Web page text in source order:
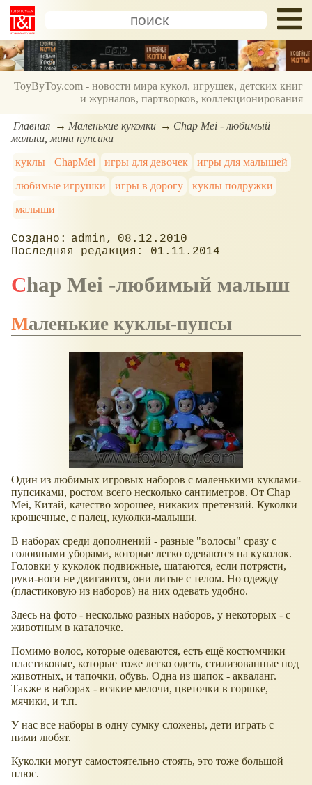
ToyByToy.com - новости мира кукол, игрушек, детских книг
и журналов, партворков, коллекционирования
Главная Маленькие куколки
Chap Mei - любимый
малыш, мини пупсики
куклы
ChapMei игры для девочек
игры для малышей
любимые игрушки
игры в дорогу
куклы подружки
малыши
admin
08.12.2010
01.11.2014
Chap Mei -любимый малыш
Маленькие куклы-пупсы
Один из любимых игровых наборов с маленькими куклами-
пупсиками, ростом всего несколько сантиметров. От Chap
Mei, Китай, качество хорошее, никаких претензий. Куколки
крошечные, с палец, куколки-малыши.
В наборах среди дополнений - разные "волосы" сразу с
головными уборами, которые легко одеваются на куколок.
Головки у куколок подвижные, шатаются, если потрясти,
руки-ноги не двигаются, они литые с телом. Но одежду
(пластиковую из наборов) на них одевать удобно.
Здесь на фото - несколько разных наборов, у некоторых - с
животным в каталочке.
Помимо волос, которые одеваются, есть ещё костюмчики
пластиковые, которые тоже легко одеть, стилизованные под
животных, и тапочки, обувь. Одна из шапок - акваланг.
Также в наборах - всякие мелочи, цветочки в горшке,
мячики, и т.п.
У нас все наборы в одну сумку сложены, дети играть с
ними любят.
Куколки могут самостоятельно стоять, это тоже большой
плюс.